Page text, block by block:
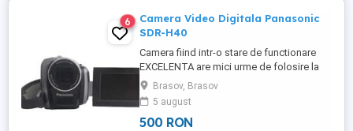
6
Camera Video Digitala Panasonic
SDR-H40
Camera fiind intr-o stare de functionare
EXCELENTA are mici urme de folosire la
cureaua de sustinere pentru mana.
Suporta card SDHC de 32 GB pe care se
poate filma. Camera video cu HDD 40GB,
inregistrare pe SD/SDHC, O.I.S. avansat,
Brasov, Brasov
5 august
500 RON